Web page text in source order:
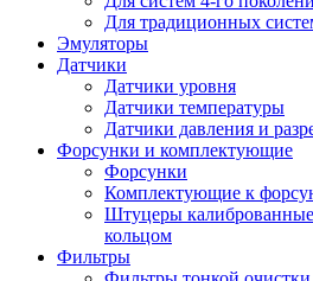
Для традиционных
Эмуляторы
Датчики
Датчики уровня
Датчики температуры
Датчики давления и
Форсунки и комплектующие
Форсунки
Комплектующие к
Штуцеры
кольцом
Фильтры